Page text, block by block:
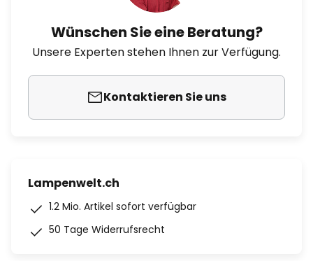
Wünschen Sie eine Beratung?
Unsere Experten stehen Ihnen zur Verfügung.
Kontaktieren Sie uns
Lampenwelt.ch
1.2 Mio. Artikel sofort verfügbar
50 Tage Widerrufsrecht